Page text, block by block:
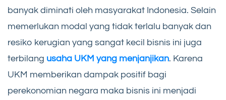
banyak diminati oleh masyarakat Indonesia. Selain
memerlukan modal yang tidak terlalu banyak dan
resiko kerugian yang sangat kecil bisnis ini juga
terbilang usaha UKM yang menjanjikan. Karena
UKM memberikan dampak positif bagi
perekonomian negara maka bisnis ini menjadi